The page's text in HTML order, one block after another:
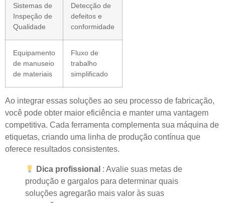
Sistemas de
Inspeção de
Qualidade
Detecção de
defeitos e
conformidade
Equipamento
de manuseio
de materiais
Fluxo de
trabalho
simplificado
Ao integrar essas soluções ao seu processo de fabricação,
você pode obter maior eficiência e manter uma vantagem
competitiva. Cada ferramenta complementa sua máquina de
etiquetas, criando uma linha de produção contínua que
oferece resultados consistentes.
Dica profissional : Avalie suas metas de
produção e gargalos para determinar quais
soluções agregarão mais valor às suas